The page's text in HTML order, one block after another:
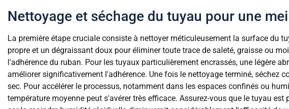
Nettoyage et séchage du tuyau pour une
La première étape cruciale consiste à nettoyer méticuleusement la surface du
propre et un dégraissant doux pour éliminer toute trace de saleté, graisse ou
l'adhérence du ruban. Pour les tuyaux particulièrement encrassés, une légère
améliorer significativement l'adhérence. Une fois le nettoyage terminé, séchez
sec. Pour accélérer le processus, notamment dans les espaces confinés ou
température moyenne peut s'avérer très efficace. Assurez-vous que le tuyau